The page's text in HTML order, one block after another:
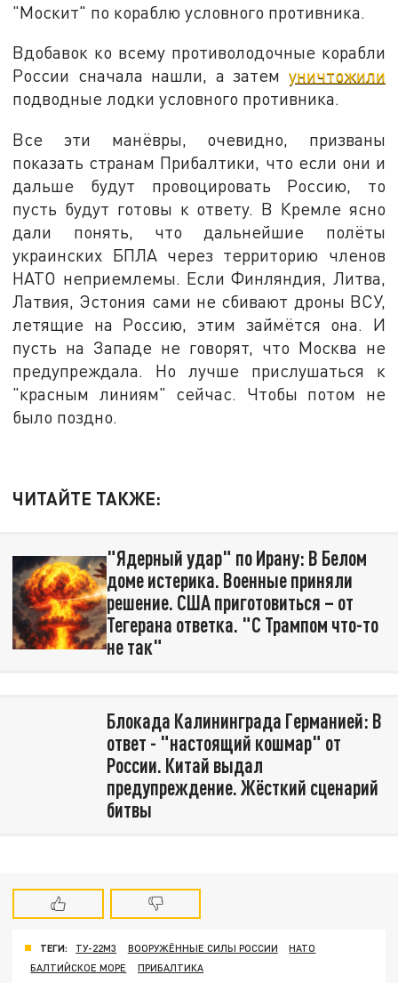
"Москит" по кораблю условного противника.
Вдобавок ко всему противолодочные корабли
России сначала нашли, а затем уничтожили
подводные лодки условного противника.
Все эти манёвры, очевидно, призваны
показать странам Прибалтики, что если они и
дальше будут провоцировать Россию, то
пусть будут готовы к ответу. В Кремле ясно
дали понять, что дальнейшие полёты
украинских БПЛА через территорию членов
НАТО неприемлемы. Если Финляндия, Литва,
Латвия, Эстония сами не сбивают дроны ВСУ,
летящие на Россию, этим займётся она. И
пусть на Западе не говорят, что Москва не
предупреждала. Но лучше прислушаться к
"красным линиям" сейчас. Чтобы потом не
было поздно.
ЧИТАЙТЕ ТАКЖЕ:
"Ядерный удар" по Ирану: В Белом
доме истерика. Военные приняли
решение. США приготовиться – от
Тегерана ответка. "С Трампом что-то
не так"
Блокада Калининграда Германией: В
ответ - "настоящий кошмар" от
России. Китай выдал
предупреждение. Жёсткий сценарий
битвы
ТЕГИ: ТУ-22М3 ВООРУЖЁННЫЕ СИЛЫ РОССИИ
НАТО
БАЛТИЙСКОЕ МОРЕ
ПРИБАЛТИКА